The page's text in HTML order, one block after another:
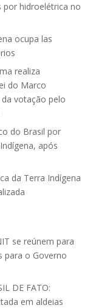
por hidroelétrica no
ocupa las
realiza
do Marco
votação pelo
do Brasil por
após
da Terra Indígena
se reúnem para
para o Governo
DE FATO:
em aldeias